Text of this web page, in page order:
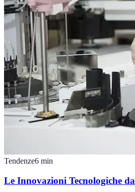
Tendenze6 min
Le Innovazioni Tecnologiche